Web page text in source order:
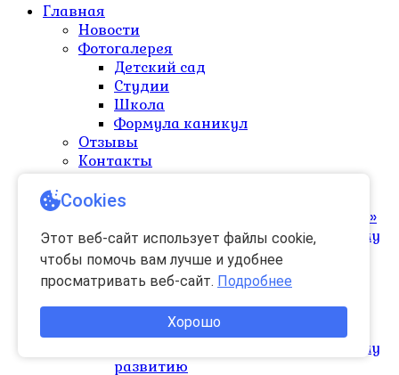
Главная
Новости
Фотогалерея
Детский сад
Студии
Школа
Формула каникул
Отзывы
Контакты
Развитие ребенка до 1 года
Группы раннего развития «КРОХА»
Тренинг для родителей по раннему
развитию
Логопед
Развитие ребенка от 1 до 2 лет
Группы раннего развития
«КАРАПУЗИКИ»
Тренинг для родителей по раннему
развитию
Cookies
Этот веб-сайт использует файлы cookie,
чтобы помочь вам лучше и удобнее
просматривать веб-сайт. Подробнее
Хорошо